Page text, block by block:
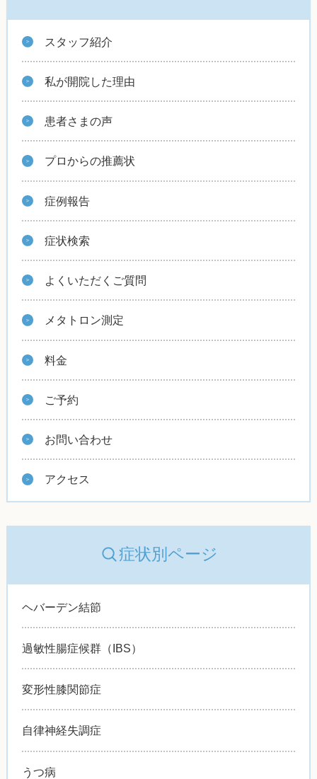
スタッフ紹介
私が開院した理由
患者さまの声
プロからの推薦状
症例報告
症状検索
よくいただくご質問
メタトロン測定
料金
ご予約
お問い合わせ
アクセス
症状別ページ
ヘバーデン結節
過敏性腸症候群（IBS）
変形性膝関節症
自律神経失調症
うつ病